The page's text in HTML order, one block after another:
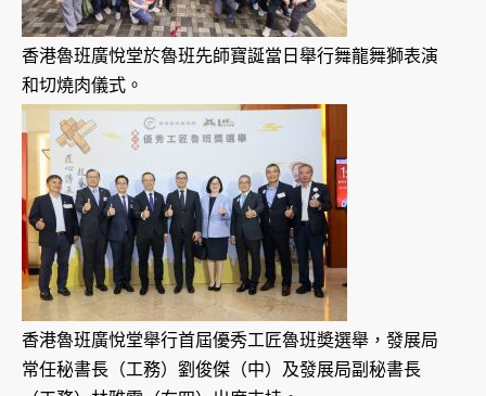
香港魯班廣悅堂於魯班先師寶誕當日舉行舞龍舞獅表演
和切燒肉儀式。
香港魯班廣悅堂舉行首屆優秀工匠魯班奬選舉，發展局
常任秘書長（工務）劉俊傑（中）及發展局副秘書長